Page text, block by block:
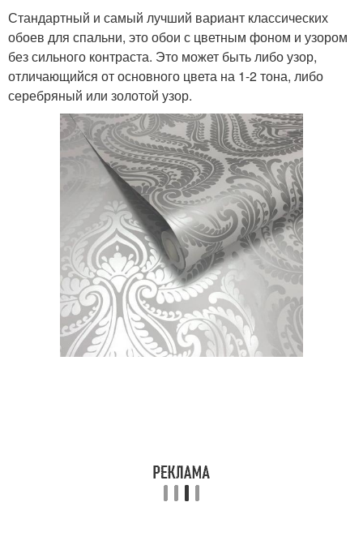
Стандартный и самый лучший вариант классических
обоев для спальни, это обои с цветным фоном и узором
без сильного контраста. Это может быть либо узор,
отличающийся от основного цвета на 1-2 тона, либо
серебряный или золотой узор.